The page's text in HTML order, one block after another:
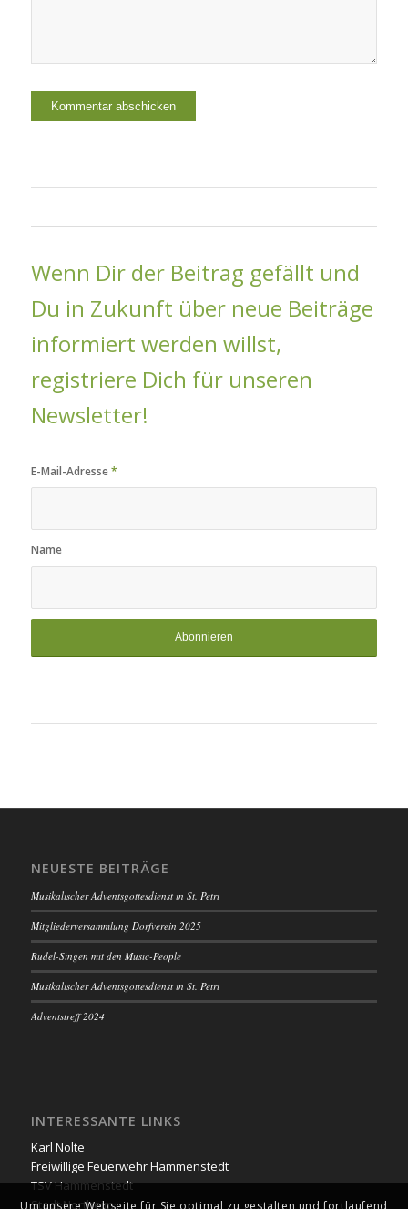
Wenn Dir der Beitrag gefällt und
Du in Zukunft über neue Beiträge
informiert werden willst,
registriere Dich für unseren
Newsletter!
E-Mail-Adresse*
Name
NEUESTE BEITRÄGE
Musikalischer Adventsgottesdienst in St. Petri
Mitgliederversammlung Dorfverein 2025
Rudel-Singen mit den Music-People
Musikalischer Adventsgottesdienst in St. Petri
Adventstreff 2024
INTERESSANTE LINKS
Karl Nolte
Freiwillige Feuerwehr Hammenstedt
TSV Hammenstedt
Stadt Northeim